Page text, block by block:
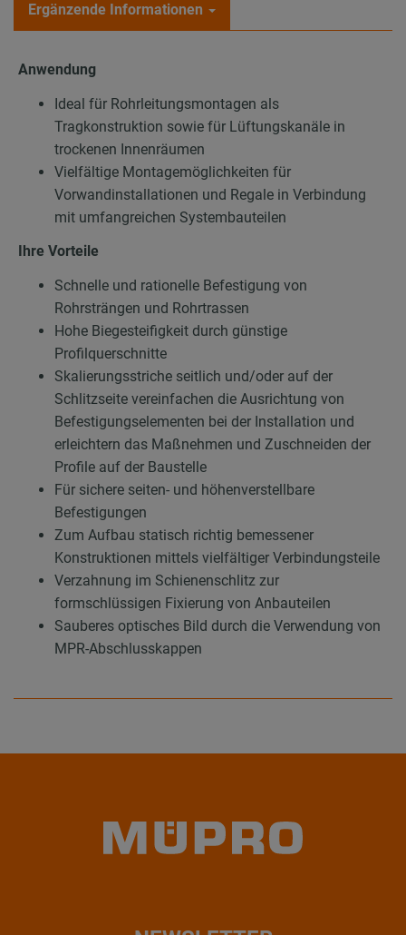
Ergänzende Informationen
Anwendung
Ideal für Rohrleitungsmontagen als
Tragkonstruktion sowie für Lüftungskanäle in
trockenen Innenräumen
Vielfältige Montagemöglichkeiten für
Vorwandinstallationen und Regale in Verbindung
mit umfangreichen Systembauteilen
Ihre Vorteile
Schnelle und rationelle Befestigung von
Rohrsträngen und Rohrtrassen
Hohe Biegesteifigkeit durch günstige
Profilquerschnitte
Skalierungsstriche seitlich und/oder auf der
Schlitzseite vereinfachen die Ausrichtung von
Befestigungselementen bei der Installation und
erleichtern das Maßnehmen und Zuschneiden der
Profile auf der Baustelle
Für sichere seiten- und höhenverstellbare
Befestigungen
Zum Aufbau statisch richtig bemessener
Konstruktionen mittels vielfältiger Verbindungsteile
Verzahnung im Schienenschlitz zur
formschlüssigen Fixierung von Anbauteilen
Sauberes optisches Bild durch die Verwendung von
MPR-Abschlusskappen